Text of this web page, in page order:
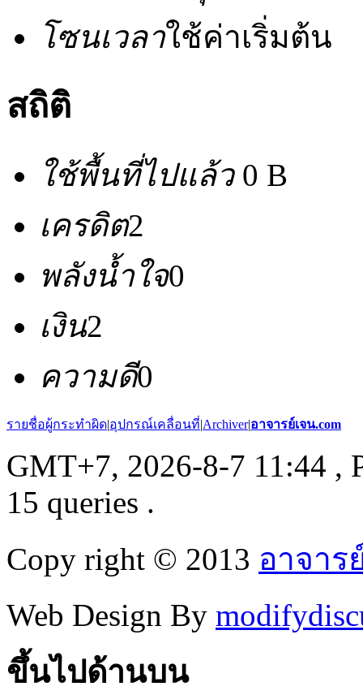
โซนเวลาใช้ค่าเริ่มต้น
สถิติ
ใช้พื้นที่ไปแล้ว0 B
เครดิต2
พลังน้ำใจ0
เงิน2
ความดี0
รายชื่อผู้กระทำผิด|อุปกรณ์เคลื่อนที่|Archiver|อาจารย์เจน.com
GMT+7, 2026-8-7 11:44 ,
15 queries .
Copy right © 2013 อาจาร
Web Design By
ขึ้นไปด้านบน